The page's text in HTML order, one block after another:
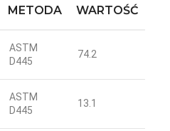
METODA WARTOŚĆ
ASTM
D445
74.2
ASTM
D445
13.1